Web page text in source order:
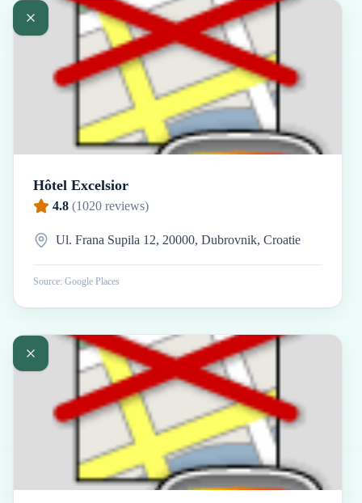
Hôtel Excelsior
4.8 (1020 reviews)
Ul. Frana Supila 12, 20000, Dubrovnik, Croatie
Source: Google Places